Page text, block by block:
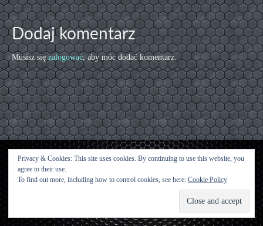
Dodaj komentarz
Musisz się zalogować, aby móc dodać komentarz.
Kontakt
Privacy & Cookies: This site uses cookies. By continuing to use this website, you
agree to their use.
To find out more, including how to control cookies, see here: Cookie Policy